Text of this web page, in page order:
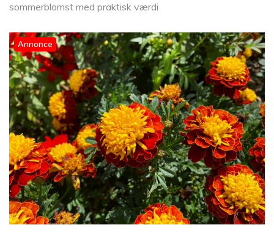
sommerblomst med praktisk værdi
Annonce